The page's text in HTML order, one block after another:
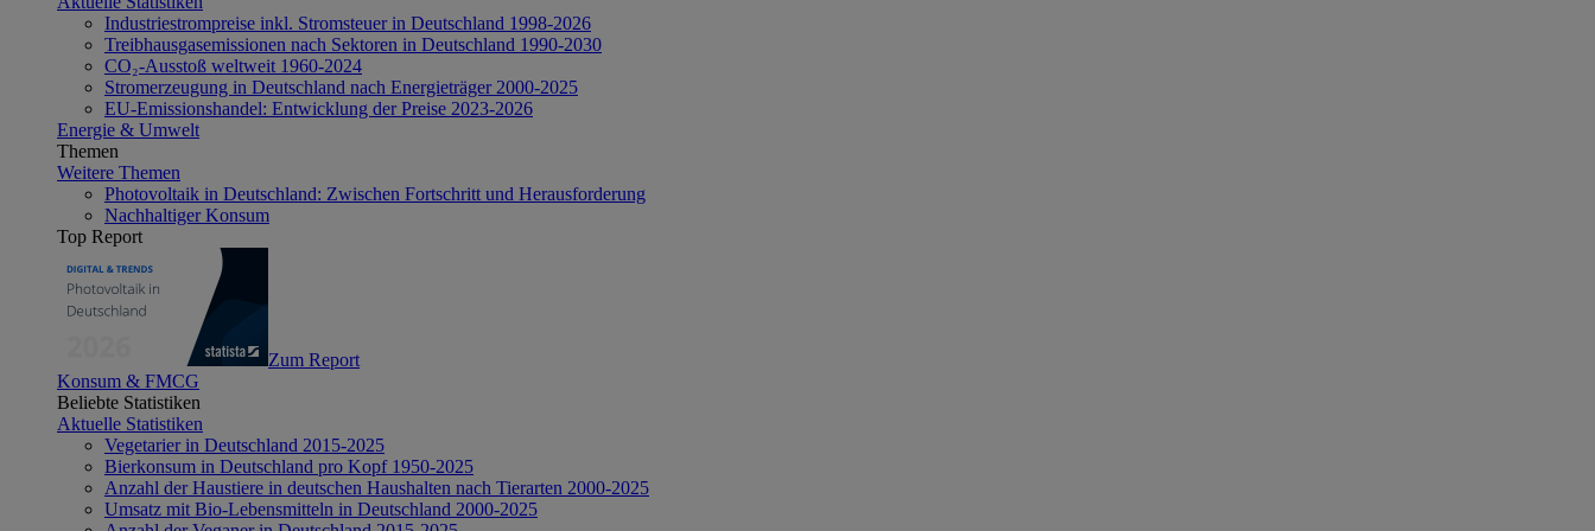
Industriestrompreise inkl. Stromsteuer in Deutschland 1998-2026
Treibhausgasemissionen nach Sektoren in Deutschland 1990-2030
CO₂-Ausstoß weltweit 1960-2024
Stromerzeugung in Deutschland nach Energieträger 2000-2025
EU-Emissionshandel: Entwicklung der Preise 2023-2026
Energie & Umwelt
Themen
Weitere Themen
Photovoltaik in Deutschland: Zwischen Fortschritt und Herausforderung
Nachhaltiger Konsum
Top Report
Zum Report
Konsum & FMCG
Beliebte Statistiken
Aktuelle Statistiken
Vegetarier in Deutschland 2015-2025
Bierkonsum in Deutschland pro Kopf 1950-2025
Anzahl der Haustiere in deutschen Haushalten nach Tierarten 2000-2025
Umsatz mit Bio-Lebensmitteln in Deutschland 2000-2025